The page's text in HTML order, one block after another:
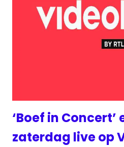
‘Boef in Concert’
zaterdag live op